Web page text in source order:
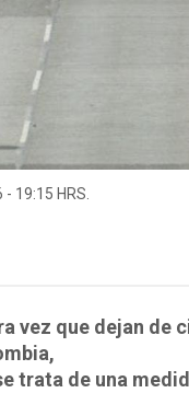
- 19:15 HRS.
vez que dejan de
trata de una